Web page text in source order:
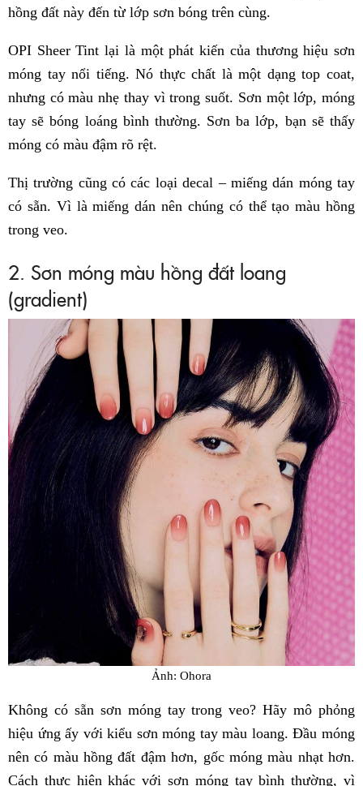
hồng đất này đến từ lớp sơn bóng trên cùng.
OPI Sheer Tint lại là một phát kiến của thương hiệu sơn
móng tay nổi tiếng. Nó thực chất là một dạng top coat,
nhưng có màu nhẹ thay vì trong suốt. Sơn một lớp, móng
tay sẽ bóng loáng bình thường. Sơn ba lớp, bạn sẽ thấy
móng có màu đậm rõ rệt.
Thị trường cũng có các loại decal – miếng dán móng tay
có sẵn. Vì là miếng dán nên chúng có thể tạo màu hồng
trong veo.
2. Sơn móng màu hồng đất loang
(gradient)
Ảnh: Ohora
Không có sẵn sơn móng tay trong veo? Hãy mô phỏng
hiệu ứng ấy với kiểu sơn móng tay màu loang. Đầu móng
nên có màu hồng đất đậm hơn, gốc móng màu nhạt hơn.
Cách thực hiện khác với sơn móng tay bình thường, vì